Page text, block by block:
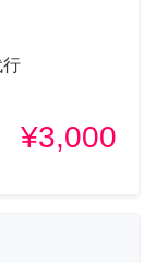
行
¥3,000